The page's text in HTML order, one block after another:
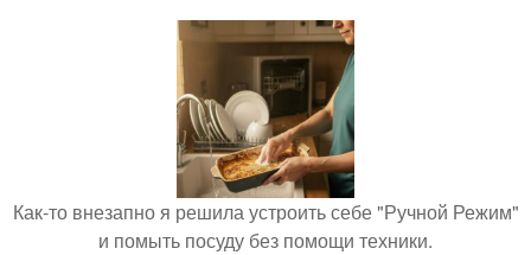
Как-то внезапно я решила устроить себе "Ручной Режим"
и помыть посуду без помощи техники.